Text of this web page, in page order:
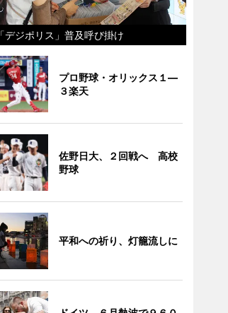
「デジポリス」普及呼び掛け
プロ野球・オリックス１―
３楽天
佐野日大、２回戦へ 高校
野球
平和への祈り、灯籠流しに